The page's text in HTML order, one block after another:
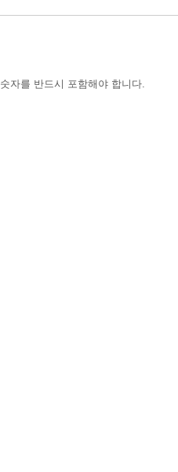
자를 반드시 포함해야 합니다.